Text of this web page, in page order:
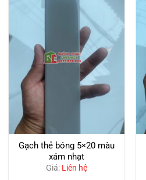
Gạch thẻ bóng 5×20 màu
xám nhạt
Giá: Liên hệ